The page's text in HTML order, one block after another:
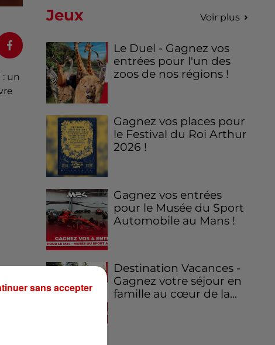
un
Jeux Voir plus
Le Duel - Gagnez vos
entrées pour l'un des
zoos de nos régions !
Gagnez vos places pour
le Festival du Roi Arthur
2026 !
Gagnez vos entrées
pour le Musée du Sport
Automobile au Mans !
Destination Vacances -
Gagnez votre séjour en
famille au cœur de la...
sans accepter